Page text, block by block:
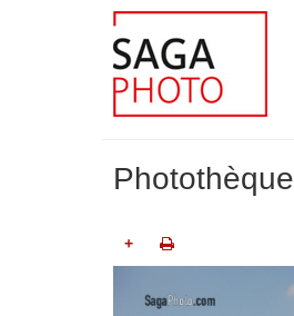
Photothèque
+